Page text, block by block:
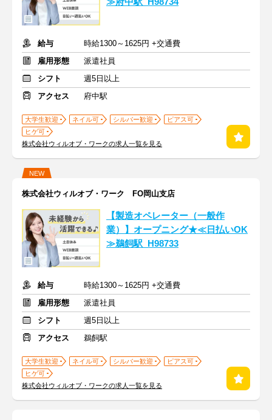
給与
時給1300～1625円 +交通費
雇用形態
派遣社員
シフト
週5日以上
アクセス
府中駅
大学生歓迎 ネイル可 シルバー歓迎
ピアス可
ヒゲ可
株式会社ウィルオブ・ワークの求人一覧を見る
NEW
株式会社ウィルオブ・ワーク FO岡山支店
【製造オペレーター（一般作
業）】オープニング★≪日払いOK
≫鵜飼駅_H98733
給与
時給1300～1625円 +交通費
雇用形態
派遣社員
シフト
週5日以上
アクセス
鵜飼駅
大学生歓迎 ネイル可 シルバー歓迎
ピアス可
ヒゲ可
株式会社ウィルオブ・ワークの求人一覧を見る